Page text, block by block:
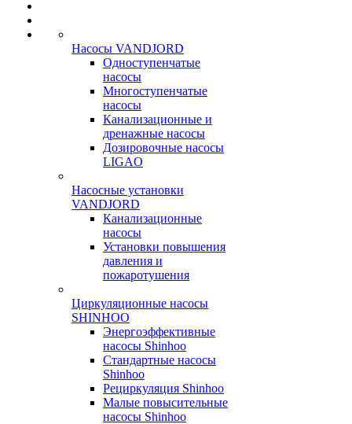
Насосы VANDJORD
Одноступенчатые
насосы
Многоступенчатые
насосы
Канализационные и
дренажные насосы
Дозировочные насосы
LIGAO
Насосные установки
VANDJORD
Канализационные
насосы
Установки повышения
давления и
пожаротушения
Циркуляционные насосы
SHINHOO
Энергоэффективные
насосы Shinhoo
Стандартные насосы
Shinhoo
Рециркуляция Shinhoo
Малые повысительные
насосы Shinhoo